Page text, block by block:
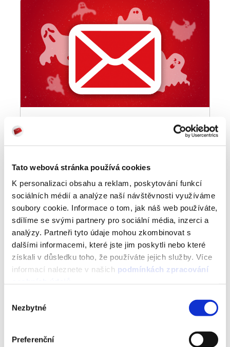
Tato webová stránka používá cookies
K personalizaci obsahu a reklam, poskytování funkcí
sociálních médií a analýze naší návštěvnosti využíváme
soubory cookie. Informace o tom, jak náš web používáte,
sdílíme se svými partnery pro sociální média, inzerci a
analýzy. Partneři tyto údaje mohou zkombinovat s
dalšími informacemi, které jste jim poskytli nebo které
získali v důsledku toho, že používáte jejich služby. Více
informací naleznete v našich podmínkách zpracování
souhlasu
Nezbytné
Preferenční
Co se skrývá za novými pravidly
Mailkitův průvodce schématy –
Část 4